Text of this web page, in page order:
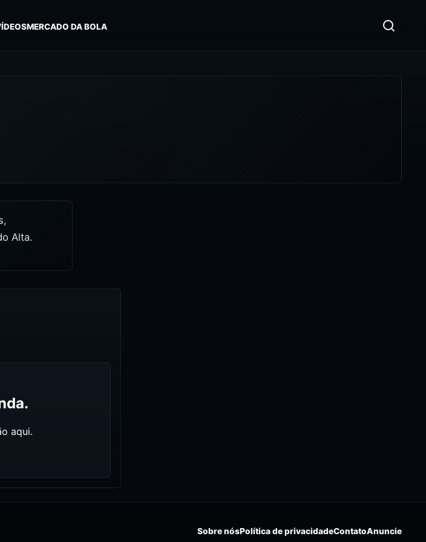
MERCADO DA BOLA
Alta.
aqui.
Sobre nósPolítica de privacidadeContatoAnuncie